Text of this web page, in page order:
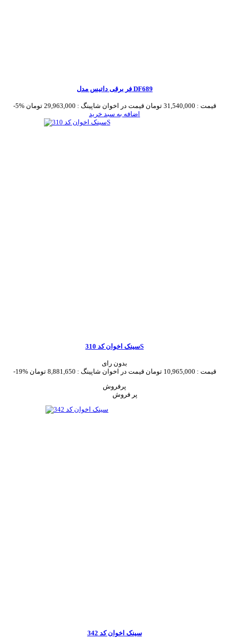
فر برقی داتیس مدل DF689
-5% قیمت : 31,540,000 تومان قیمت در اخوان شاپینگ : 29,963,000 تومان
اضافه به سبد خرید
سینک اخوان کد 310S
بدون رای
-19%
قیمت : 10,965,000 تومان قیمت در اخوان شاپینگ : 8,881,650 تومان
پرفروش
سینک اخوان کد 342